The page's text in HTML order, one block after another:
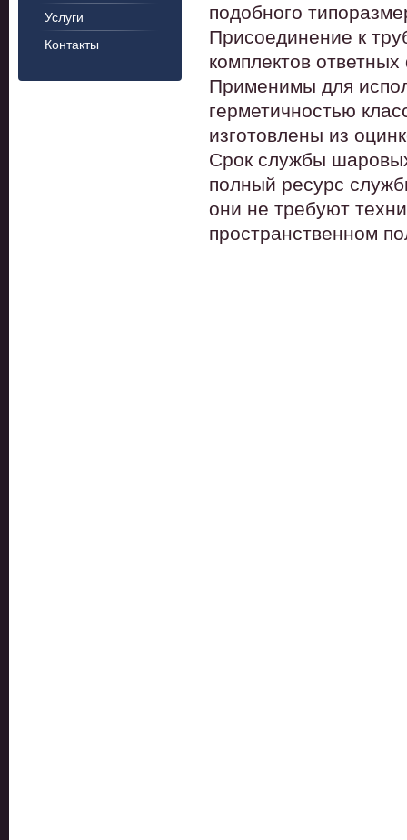
Услуги
Контакты
подобного
Присоединение к
комплектов
Применимы для
герметичностью
изготовлены из
Срок службы
полный ресурс
они не требуют
пространственном